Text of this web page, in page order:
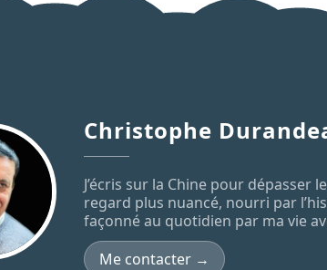
Christophe
J’écris sur la Chine pour dépasser
regard plus nuancé, nourri par
façonné au quotidien par ma vie
Me contacter →